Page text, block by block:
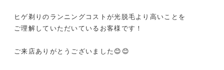
ヒゲ剃りのランニングコストが光脱毛より高いことを
ご理解していただいているお客様です！
ご来店ありがとうございました😊😊